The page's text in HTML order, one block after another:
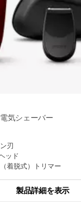
気シェーバー
刃
ッド
着脱式）トリマー
製品詳細を表示